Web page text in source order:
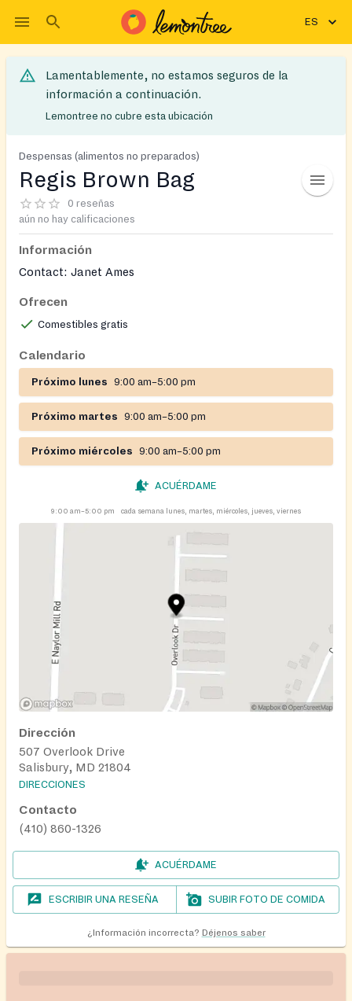
ES
Lamentablemente, no estamos seguros de la
información a continuación.
Lemontree no cubre esta ubicación
Despensas (alimentos no preparados)
Regis Brown Bag
0 reseñas
aún no hay calificaciones
Información
Contact: Janet Ames
Ofrecen
Comestibles gratis
Calendario
Próximo lunes 9:00 am–5:00 pm
Próximo martes 9:00 am–5:00 pm
Próximo miércoles 9:00 am–5:00 pm
ACUÉRDAME
9:00 am–5:00 pm cada semana lunes, martes, miércoles, jueves, viernes
Dirección
507 Overlook Drive
Salisbury, MD 21804
DIRECCIONES
Contacto
(410) 860-1326
ACUÉRDAME
ESCRIBIR UNA RESEÑA SUBIR FOTO DE COMIDA
¿Información incorrecta? Déjenos saber